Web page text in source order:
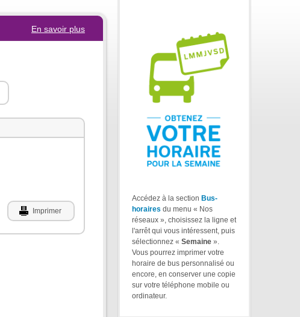
En savoir plus
Imprimer
Accédez à la section Bus-
horaires du menu « Nos
réseaux », choisissez la ligne et
l'arrêt qui vous intéressent, puis
sélectionnez « Semaine ».
Vous pourrez imprimer votre
horaire de bus personnalisé ou
encore, en conserver une copie
sur votre téléphone mobile ou
ordinateur.